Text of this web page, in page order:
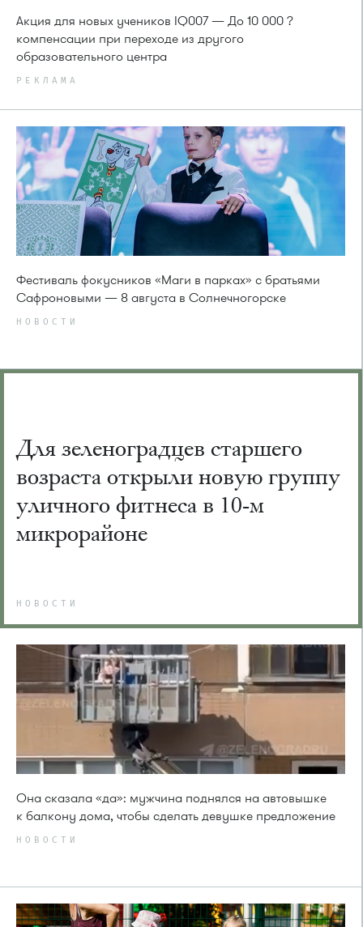
Акция для новых учеников IQ007 — До 10 000 ?
компенсации при переходе из другого
образовательного центра
РЕКЛАМА
Фестиваль фокусников «Маги в парках» с братьями
Сафроновыми — 8 августа в Солнечногорске
НОВОСТИ
Для зеленоградцев старшего
возраста открыли новую группу
уличного фитнеса в 10-м
микрорайоне
НОВОСТИ
Она сказала «да»: мужчина поднялся на автовышке
к балкону дома, чтобы сделать девушке предложение
НОВОСТИ